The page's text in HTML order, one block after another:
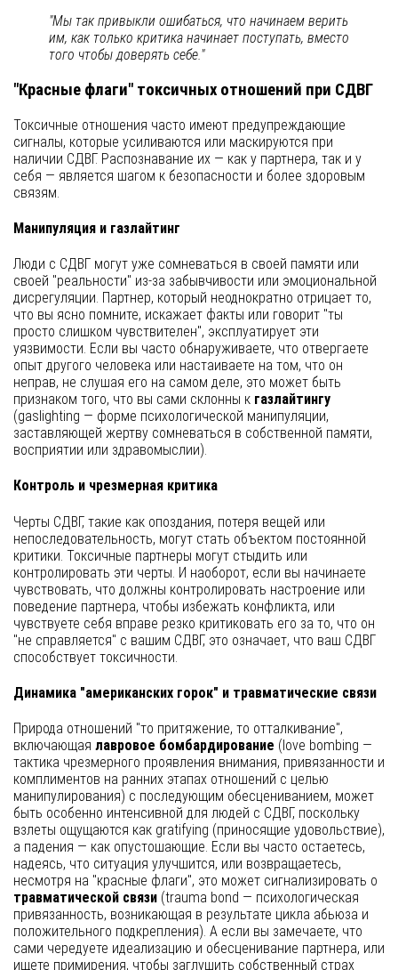
"Мы так привыкли ошибаться, что начинаем верить
им, как только критика начинает поступать, вместо
того чтобы доверять себе."
"Красные флаги" токсичных отношений при СДВГ
Токсичные отношения часто имеют предупреждающие
сигналы, которые усиливаются или маскируются при
наличии СДВГ. Распознавание их — как у партнера, так и у
себя — является шагом к безопасности и более здоровым
связям.
Манипуляция и газлайтинг
Люди с СДВГ могут уже сомневаться в своей памяти или
своей "реальности" из-за забывчивости или эмоциональной
дисрегуляции. Партнер, который неоднократно отрицает то,
что вы ясно помните, искажает факты или говорит "ты
просто слишком чувствителен", эксплуатирует эти
уязвимости. Если вы часто обнаруживаете, что отвергаете
опыт другого человека или настаиваете на том, что он
неправ, не слушая его на самом деле, это может быть
признаком того, что вы сами склонны к газлайтингу
(gaslighting — форме психологической манипуляции,
заставляющей жертву сомневаться в собственной памяти,
восприятии или здравомыслии).
Контроль и чрезмерная критика
Черты СДВГ, такие как опоздания, потеря вещей или
непоследовательность, могут стать объектом постоянной
критики. Токсичные партнеры могут стыдить или
контролировать эти черты. И наоборот, если вы начинаете
чувствовать, что должны контролировать настроение или
поведение партнера, чтобы избежать конфликта, или
чувствуете себя вправе резко критиковать его за то, что он
"не справляется" с вашим СДВГ, это означает, что ваш СДВГ
способствует токсичности.
Динамика "американских горок" и травматические связи
Природа отношений "то притяжение, то отталкивание",
включающая лавровое бомбардирование (love bombing —
тактика чрезмерного проявления внимания, привязанности и
комплиментов на ранних этапах отношений с целью
манипулирования) с последующим обесцениванием, может
быть особенно интенсивной для людей с СДВГ, поскольку
взлеты ощущаются как gratifying (приносящие удовольствие),
а падения — как опустошающие. Если вы часто остаетесь,
надеясь, что ситуация улучшится, или возвращаетесь,
несмотря на "красные флаги", это может сигнализировать о
травматической связи (trauma bond — психологическая
привязанность, возникающая в результате цикла абьюза и
положительного подкрепления). А если вы замечаете, что
сами чередуете идеализацию и обесценивание партнера, или
ищете примирения, чтобы заглушить собственный страх